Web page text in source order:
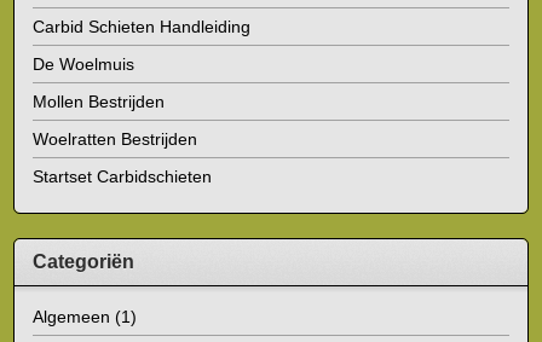
Carbid Schieten Handleiding
De Woelmuis
Mollen Bestrijden
Woelratten Bestrijden
Startset Carbidschieten
Categoriën
Algemeen(1)